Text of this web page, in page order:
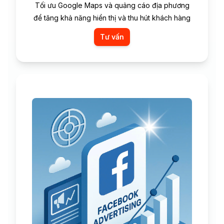
Tối ưu Google Maps và quảng cáo địa phương
để tăng khả năng hiển thị và thu hút khách hàng
Tư vấn